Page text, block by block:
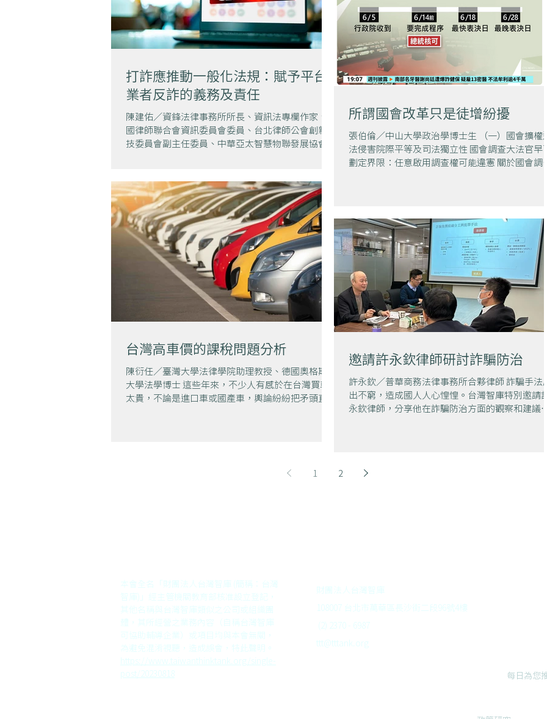
打詐應推動一般化法規：賦予平台
業者反詐的義務及責任
陳建佑／資鋒法律事務所所長、資訊法專欄作家、全
國律師聯合會資訊委員會委員、台北律師公會創新科
技委員會副主任委員、中華亞太智慧物聯發展協會理
人肖像（例如台積電創辦人張忠謀妻...
所謂國會改革只是徒增紛擾
張伯倫／中山大學政治學博士生 （一）國會擴權違
法侵害院際平等及司法獨立性 國會調查大法官早已
劃定界限：任意啟用調查權可能違憲 關於國會調查
台灣高車價的課稅問題分析
陳衍任／臺灣大學法律學院助理教授、德國奧格斯堡
大學法學博士 這些年來，不少人有感於在台灣買車
太貴，不論是進口車或國產車，輿論紛紛把矛頭直向
邀請許永欽律師研討詐騙防治
許永欽／普華商務法律事務所合夥律師 詐騙手法層
出不窮，造成國人人心惶惶。台灣智庫特別邀請許
永欽律師，分享他在詐騙防治方面的觀察和建議。
1
2
本會全名「財團法人台灣智庫 (簡稱：台灣
智庫)」經主管機關教育部核准設立登記，
其他名稱與台灣智庫類似之公司或組織團
體，其所經營之業務內容（自稱台灣智庫
可協助輔導企業）或項目均與本會無關，
為避免混淆視聽，造成誤會，特此聲明。
https://www.taiwanthinktank.org/single-
post/20230818
財團法人台灣智庫
108007 台北市萬華區長沙街二段 96號4樓
(2) 2370 - 6987
ttt@tttank.org
每日為您